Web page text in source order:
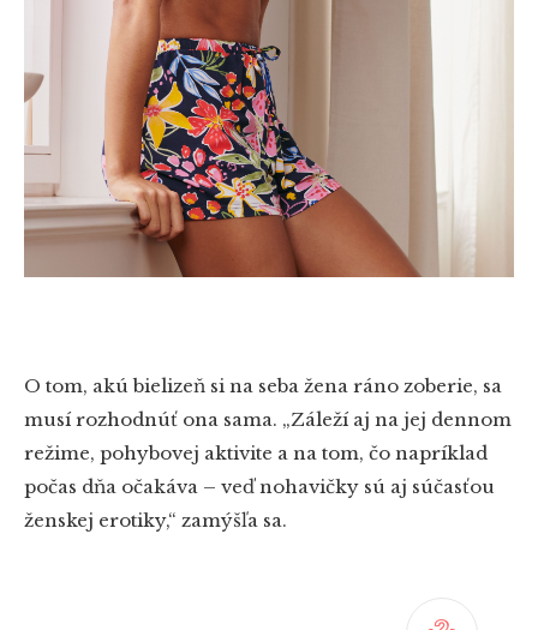
O tom, akú bielizeň si na seba žena ráno zoberie, sa
musí rozhodnúť ona sama. „Záleží aj na jej dennom
režime, pohybovej aktivite a na tom, čo napríklad
počas dňa očakáva – veď nohavičky sú aj súčasťou
ženskej erotiky,“ zamýšľa sa.